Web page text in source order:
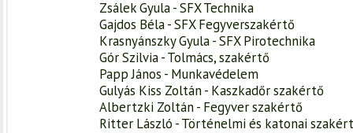
Zsálek Gyula - SFX Technika
Gajdos Béla - SFX Fegyverszakértő
Krasnyánszky Gyula - SFX Pirotechnika
Gór Szilvia - Tolmács, szakértő
Papp János - Munkavédelem
Gulyás Kiss Zoltán - Kaszkadőr szakértő
Albertzki Zoltán - Fegyver szakértő
Ritter László - Történelmi és katonai